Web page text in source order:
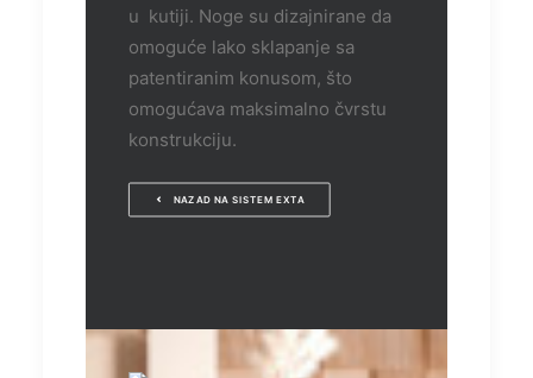
u kutiji. Noge su dizajnirane da
omoguće lako sklapanje sa
patentiranim konusom, što
omogućava maksimalno čvrstu
konstrukciju.
NAZAD NA SISTEM EXTA